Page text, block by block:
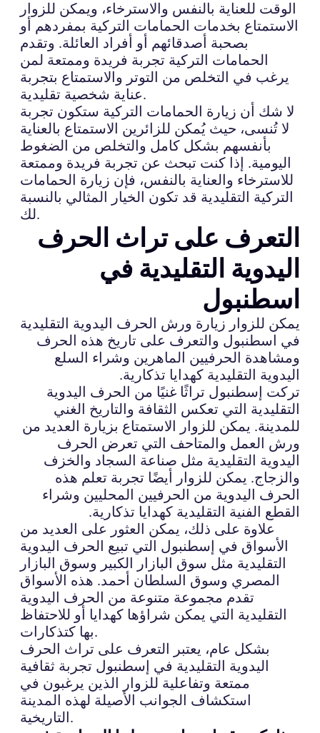
الوقت للعناية بالنفس والاسترخاء، ويمكن للزوار
الاستمتاع بخدمات الحمامات التركية بمفردهم أو
بصحبة أصدقائهم أو أفراد العائلة. وتقدم
الحمامات التركية تجربة فريدة وممتعة لمن
يرغب في التخلص من التوتر والاستمتاع بتجربة
عناية شخصية تقليدية.
لا شك أن زيارة الحمامات التركية ستكون تجربة
لا تُنسى، حيث يُمكن للزائرين الاستمتاع بالعناية
بأنفسهم بشكل كامل والتخلص من الضغوط
اليومية. إذا كنت تبحث عن تجربة فريدة وممتعة
للاسترخاء والعناية بالنفس، فإن زيارة الحمامات
التركية التقليدية قد تكون الخيار المثالي بالنسبة
لك.
التعرف على تراث الحرف
اليدوية التقليدية في
اسطنبول
يمكن للزوار زيارة ورش الحرف اليدوية التقليدية
في اسطنبول والتعرف على تاريخ هذه الحرف
ومشاهدة الحرفيين الماهرين وشراء السلع
اليدوية التقليدية كهدايا تذكارية.
تركت إسطنبول تراثًا غنيًا من الحرف اليدوية
التقليدية التي تعكس الثقافة والتاريخ الغني
للمدينة. يمكن للزوار الاستمتاع بزيارة العديد من
ورش العمل والمتاحف التي تعرض الحرف
اليدوية التقليدية مثل صناعة السجاد والخزف
والزجاج. يمكن للزوار أيضًا تجربة تعلم هذه
الحرف اليدوية من الحرفيين المحليين وشراء
القطع الفنية التقليدية كهدايا تذكارية.
علاوة على ذلك، يمكن العثور على العديد من
الأسواق في إسطنبول التي تبيع الحرف اليدوية
التقليدية مثل سوق البازار الكبير وسوق البازار
المصري وسوق السلطان أحمد. هذه الأسواق
تقدم مجموعة متنوعة من الحرف اليدوية
التقليدية التي يمكن شراؤها كهدايا أو للاحتفاظ
بها كتذكارات.
بشكل عام، يعتبر التعرف على تراث الحرف
اليدوية التقليدية في إسطنبول تجربة ثقافية
ممتعة وتفاعلية للزوار الذين يرغبون في
استكشاف الجوانب الأصيلة لهذه المدينة
التاريخية.